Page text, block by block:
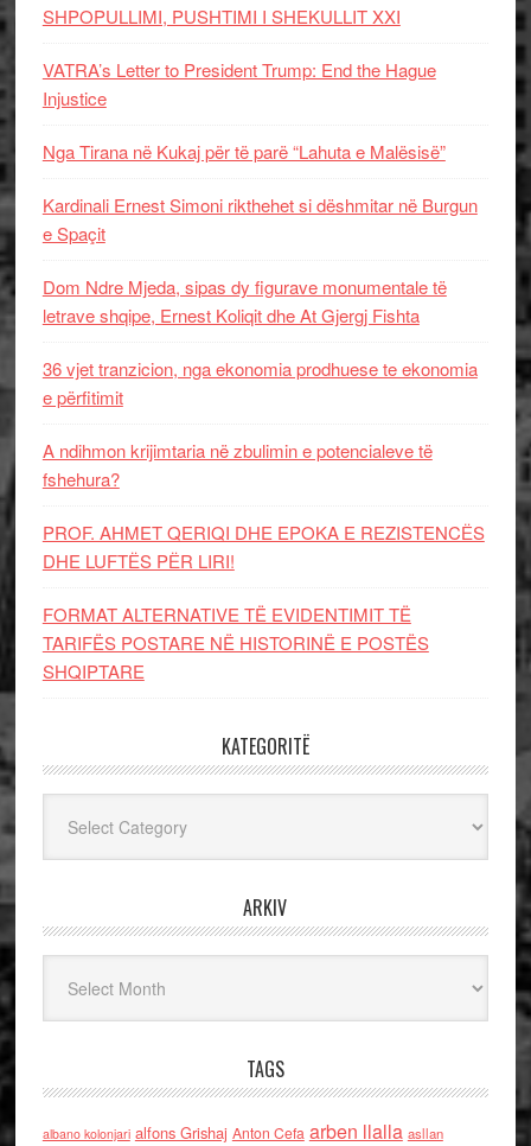
SHPOPULLIMI, PUSHTIMI I SHEKULLIT XXI
VATRA’s Letter to President Trump: End the Hague
Injustice
Nga Tirana në Kukaj për të parë “Lahuta e Malësisë”
Kardinali Ernest Simoni rikthehet si dëshmitar në Burgun
e Spaçit
Dom Ndre Mjeda, sipas dy figurave monumentale të
letrave shqipe, Ernest Koliqit dhe At Gjergj Fishta
36 vjet tranzicion, nga ekonomia prodhuese te ekonomia
e përfitimit
A ndihmon krijimtaria në zbulimin e potencialeve të
fshehura?
PROF. AHMET QERIQI DHE EPOKA E REZISTENCЁS
DHE LUFTЁS PЁR LIRI!
FORMAT ALTERNATIVE TË EVIDENTIMIT TË
TARIFËS POSTARE NË HISTORINË E POSTËS
SHQIPTARE
KATEGORITË
ARKIV
TAGS
albano kolonjari alfons Grishaj Anton Cefa arben llalla asllan